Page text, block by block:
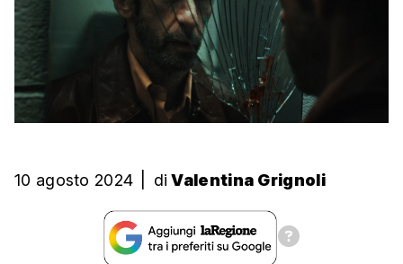
10 agosto 2024 di Valentina Grignoli